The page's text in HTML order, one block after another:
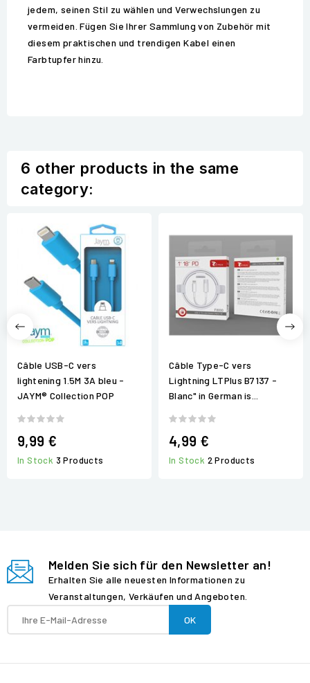
jedem, seinen Stil zu wählen und Verwechslungen zu
vermeiden. Fügen Sie Ihrer Sammlung von Zubehör mit
diesem praktischen und trendigen Kabel einen
Farbtupfer hinzu.
6 other products in the same
category:
Câble USB-C vers
lightening 1.5M 3A bleu -
JAYM® Collection POP
9,99 €
In Stock 3 Products
Câble Type-C vers
Lightning LTPlus B7137 -
Blanc" in German is...
4,99 €
In Stock 2 Products
Melden Sie sich für den Newsletter an!
Erhalten Sie alle neuesten Informationen zu
Veranstaltungen, Verkäufen und Angeboten.